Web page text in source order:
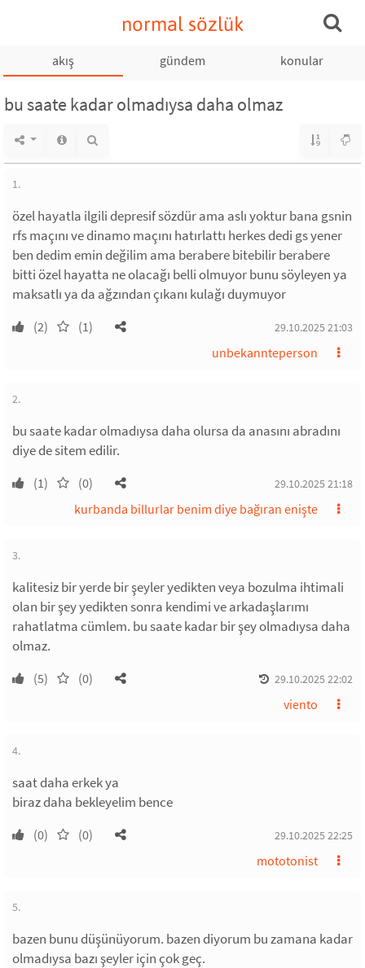
normal sözlük
akış gündem konular
bu saate kadar olmadıysa daha olmaz
1.
özel hayatla ilgili depresif sözdür ama aslı yoktur bana gsnin
rfs maçını ve dinamo maçını hatırlattı herkes dedi gs yener
ben dedim emin değilim ama berabere bitebilir berabere
bitti özel hayatta ne olacağı belli olmuyor bunu söyleyen ya
maksatlı ya da ağzından çıkanı kulağı duymuyor
(2) (1) 29.10.2025 21:03
unbekannteperson
2.
bu saate kadar olmadıysa daha olursa da anasını abradını
diye de sitem edilir.
(1) (0) 29.10.2025 21:18
kurbanda billurlar benim diye bağıran enişte
3.
kalitesiz bir yerde bir şeyler yedikten veya bozulma ihtimali
olan bir şey yedikten sonra kendimi ve arkadaşlarımı
rahatlatma cümlem. bu saate kadar bir şey olmadıysa daha
olmaz.
(5) (0) 29.10.2025 22:02
viento
4.
saat daha erkek ya
biraz daha bekleyelim bence
(0) (0) 29.10.2025 22:25
mototonist
5.
bazen bunu düşünüyorum. bazen diyorum bu zamana kadar
olmadıysa bazı şeyler için çok geç.